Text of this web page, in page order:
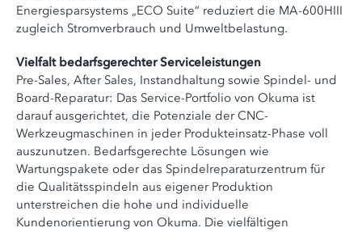
Energiesparsystems „ECO Suite“ reduziert die MA-600HIII
zugleich Stromverbrauch und Umweltbelastung.
Vielfalt bedarfsgerechter Serviceleistungen
Pre-Sales, After Sales, Instandhaltung sowie Spindel- und
Board-Reparatur: Das Service-Portfolio von Okuma ist
darauf ausgerichtet, die Potenziale der CNC-
Werkzeugmaschinen in jeder Produkteinsatz-Phase voll
auszunutzen. Bedarfsgerechte Lösungen wie
Wartungspakete oder das Spindelreparaturzentrum für
die Qualitätsspindeln aus eigener Produktion
unterstreichen die hohe und individuelle
Kundenorientierung von Okuma. Die vielfältigen